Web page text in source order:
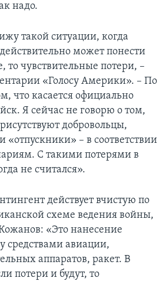
надо.
такой ситуации, когда
может понести
то чувствительные потери, –
«Голосу Америки». – По
что касается официально
Я сейчас не говорю о том,
добровольцы,
«отпускники» – в соответствии
С такими потерями в
не считался».
действует вчистую по
схеме ведения войны,
«Это нанесение
средствами авиации,
аппаратов, ракет. В
потери и будут, то